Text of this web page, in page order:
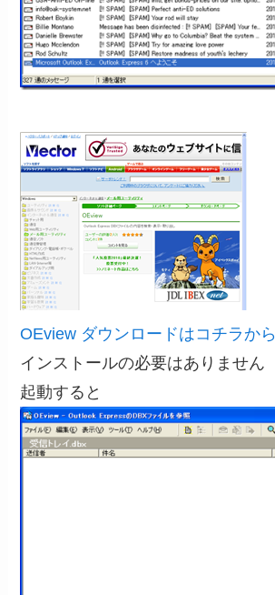
OEview ダウンロードはコチラから
インストールの必要はありません
起動すると